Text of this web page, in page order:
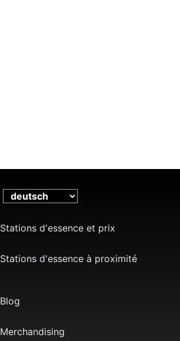
Stations d'essence et prix
Stations d'essence à proximité
Blog
Merchandising